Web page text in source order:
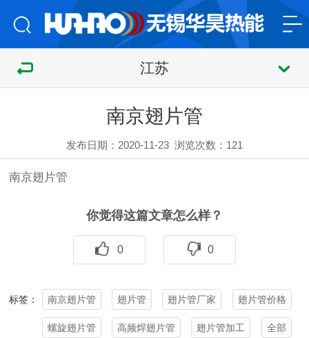
江苏
南京翅片管
发布日期：2020-11-23 浏览次数： 121
南京翅片管
你觉得这篇文章怎么样？
0 0
标签： 南京翅片管 翅片管 翅片管厂家 翅片管价格
螺旋翅片管 高频焊翅片管 翅片管加工 全部